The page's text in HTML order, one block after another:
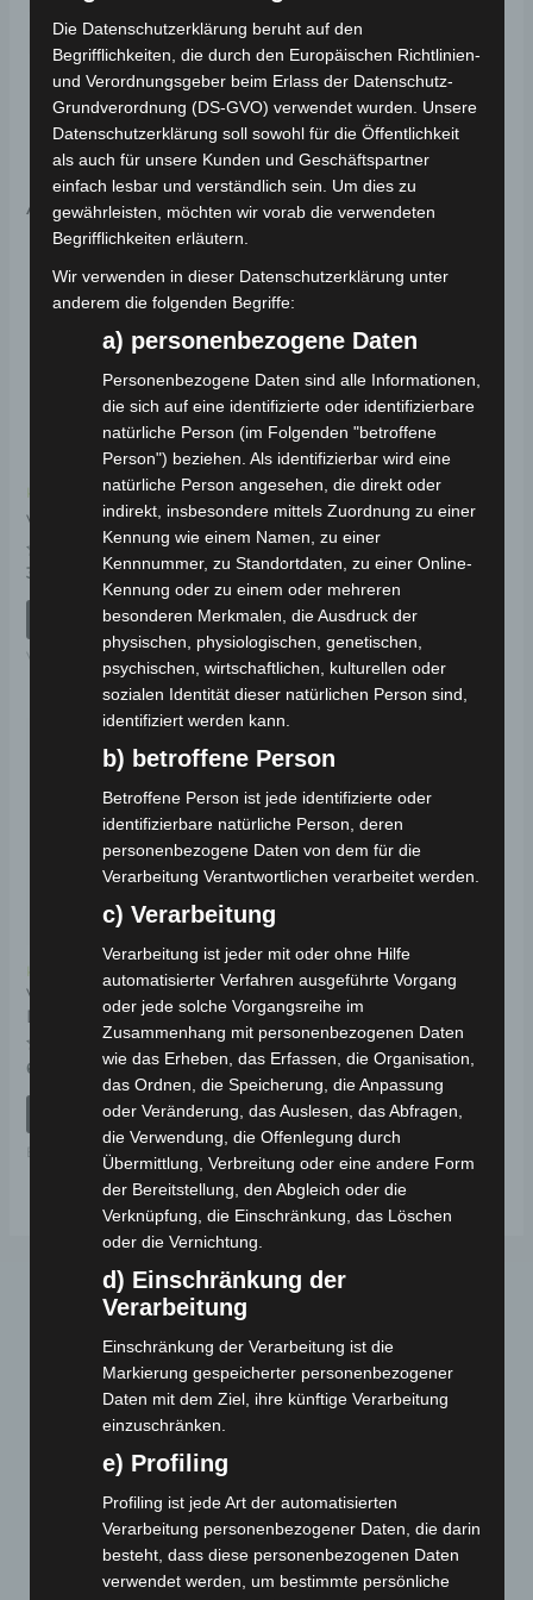
Produktsicherheit
Sicherheitshinweise für einfache Ersatzteile
Ähnliche Produkte
Kostenloser Versand
VT5 GASGRIFFSET
Bewertet
0
39,00
IN DEN WARENKORB
VT5
Kostenloser Versand
VT5 KAROSSERIEBODEN
Bewertet
mit
0
von
5
229,00€
IN DEN WARENKORB
Ersatzteile
Kostenloser Versand
VT5 ACHSENSET UND
DIFFERENTIAL
Bewertet
0
699,00
IN DEN WARENKORB
Ersatzteile
Webseite
Cashback-Aktion
Händler werden
Home
Die Datenschutzerklärung beruht auf den
Begrifflichkeiten, die durch den Europäischen Richtlinien-
und Verordnungsgeber beim Erlass der Datenschutz-
Grundverordnung (DS-GVO) verwendet wurden. Unsere
Datenschutzerklärung soll sowohl für die Öffentlichkeit
als auch für unsere Kunden und Geschäftspartner
einfach lesbar und verständlich sein. Um dies zu
gewährleisten, möchten wir vorab die verwendeten
Begrifflichkeiten erläutern.
Wir verwenden in dieser Datenschutzerklärung unter
anderem die folgenden Begriffe:
a) personenbezogene Daten
Personenbezogene Daten sind alle Informationen,
die sich auf eine identifizierte oder identifizierbare
natürliche Person (im Folgenden "betroffene
Person") beziehen. Als identifizierbar wird eine
natürliche Person angesehen, die direkt oder
indirekt, insbesondere mittels Zuordnung zu einer
Kennung wie einem Namen, zu einer
Kennnummer, zu Standortdaten, zu einer Online-
Kennung oder zu einem oder mehreren
besonderen Merkmalen, die Ausdruck der
physischen, physiologischen, genetischen,
psychischen, wirtschaftlichen, kulturellen oder
sozialen Identität dieser natürlichen Person sind,
identifiziert werden kann.
b) betroffene Person
Betroffene Person ist jede identifizierte oder
identifizierbare natürliche Person, deren
personenbezogene Daten von dem für die
Verarbeitung Verantwortlichen verarbeitet werden.
c) Verarbeitung
Verarbeitung ist jeder mit oder ohne Hilfe
automatisierter Verfahren ausgeführte Vorgang
oder jede solche Vorgangsreihe im
Zusammenhang mit personenbezogenen Daten
wie das Erheben, das Erfassen, die Organisation,
das Ordnen, die Speicherung, die Anpassung
oder Veränderung, das Auslesen, das Abfragen,
die Verwendung, die Offenlegung durch
Übermittlung, Verbreitung oder eine andere Form
der Bereitstellung, den Abgleich oder die
Verknüpfung, die Einschränkung, das Löschen
oder die Vernichtung.
d) Einschränkung der
Verarbeitung
Einschränkung der Verarbeitung ist die
Markierung gespeicherter personenbezogener
Daten mit dem Ziel, ihre künftige Verarbeitung
einzuschränken.
e) Profiling
Profiling ist jede Art der automatisierten
Verarbeitung personenbezogener Daten, die darin
besteht, dass diese personenbezogenen Daten
verwendet werden, um bestimmte persönliche